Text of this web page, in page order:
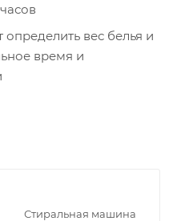
вес белья и
время и
Стиральная машина